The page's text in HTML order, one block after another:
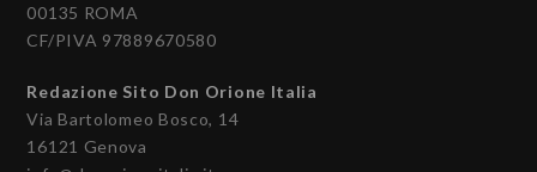
00135 ROMA
CF/PIVA 97889670580
Redazione Sito Don Orione Italia
Via Bartolomeo Bosco, 14
16121 Genova